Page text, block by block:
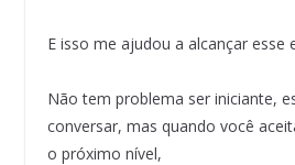
E isso me ajudou a alcançar esse
Não tem problema ser iniciante,
conversar, mas quando você
o próximo nível,